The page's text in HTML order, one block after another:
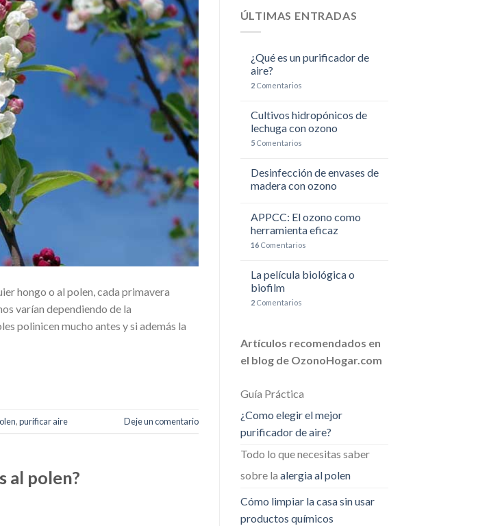
hongo o al polen, cada primavera
varían dependiendo de la
polinicen mucho antes y si además la
,purificar aire Deje un comentario
al polen?
ÚLTIMAS ENTRADAS
¿Qué es un purificador de
aire?
2Comentarios
Cultivos hidropónicos de
lechuga con ozono
5Comentarios
Desinfección de envases de
madera con ozono
APPCC: El ozono como
herramienta eficaz
16Comentarios
La película biológica o
biofilm
2Comentarios
Artículos recomendados en
el blog de OzonoHogar.com
Guía Práctica
¿Como elegir el mejor
purificador de aire?
Todo lo que necesitas saber
sobre la alergia al polen
Cómo limpiar la casa sin usar
productos químicos